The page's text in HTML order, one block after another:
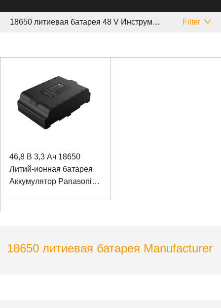
18650 литиевая батарея 48 V Инструмент Filter
46,8 В 3,3 Ач 18650
Литий-ионная батарея
Аккумулятор Panasonic
18650 литиевая батарея Manufacturer